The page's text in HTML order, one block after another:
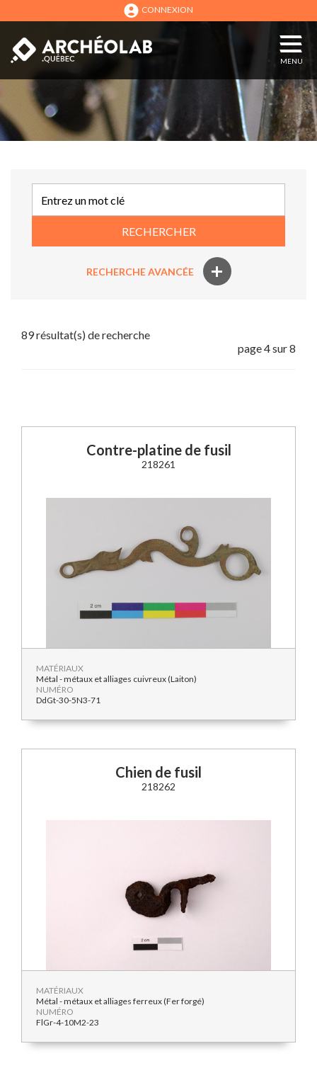
CONNEXION
MENU
RECHERCHER
RECHERCHE AVANCÉE +
89 résultat(s) de recherche
page 4 sur 8
Contre-platine de fusil
218261
MATÉRIAUX
Métal - métaux et alliages cuivreux (Laiton)
NUMÉRO
DdGt-30-5N3-71
Chien de fusil
218262
MATÉRIAUX
Métal - métaux et alliages ferreux (Fer forgé)
NUMÉRO
FlGr-4-10M2-23